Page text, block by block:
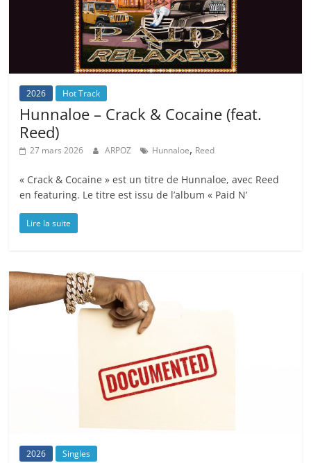
2026 Hot Track
Hunnaloe – Crack & Cocaine (feat.
Reed)
27 mars 2026 ARPOZ Hunnaloe, Reed
« Crack & Cocaine » est un titre de Hunnaloe, avec Reed
en featuring. Le titre est issu de l’album « Paid N’
Lire la suite
2026 Singles